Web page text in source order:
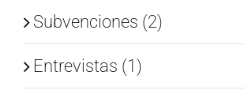
Subvenciones (2)
Entrevistas (1)